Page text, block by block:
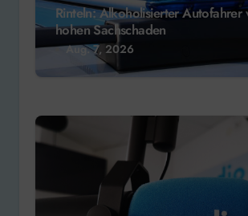
Rinteln: Alkoholisierter Autofahrer
hohen Sachschaden
Aug. 7, 2026